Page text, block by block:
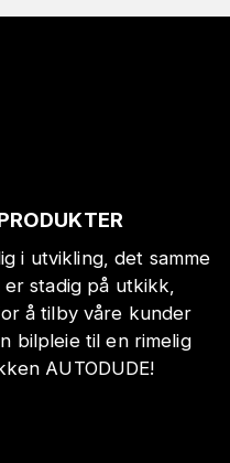
i utvikling, det samme
stadig på utkikk,
å tilby våre kunder
bilpleie til en rimelig
AUTODUDE!